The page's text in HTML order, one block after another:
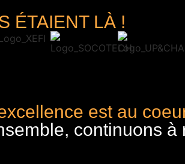
ÉTAIENT LÀ !
est au
continuons